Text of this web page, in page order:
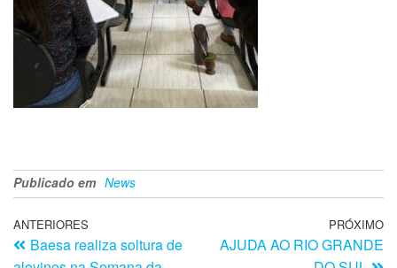
Publicado em News
ANTERIORES
Baesa realiza soltura de
PRÓXIMO
AJUDA AO RIO GRANDE